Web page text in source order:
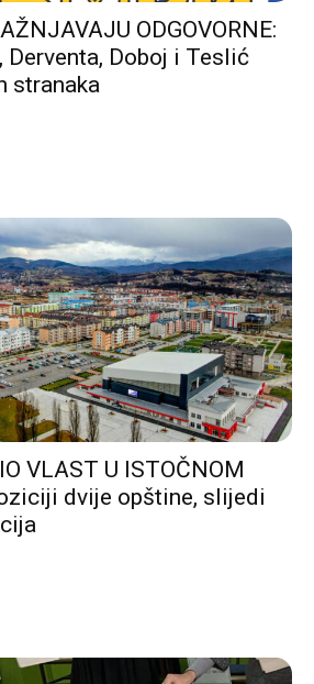
ODGOVORNE:
Derventa, Doboj i Teslić
stranaka
VLAST U ISTOČNOM
dvije opštine, slijedi